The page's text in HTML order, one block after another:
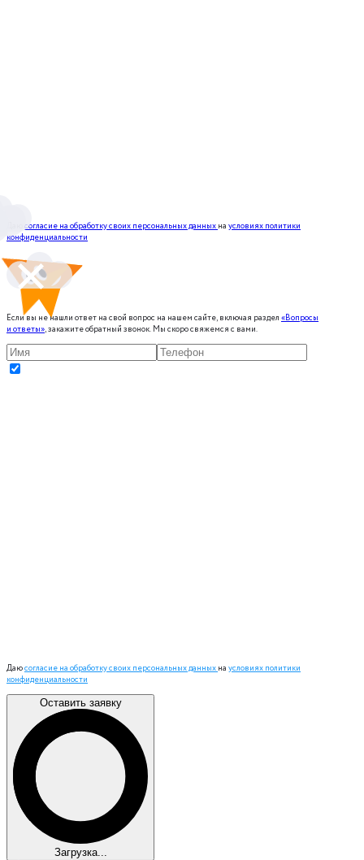
согласие на обработку своих персональных данных на условиях политики
конфиденциальности
Если вы не нашли ответ на свой вопрос на нашем сайте, включая раздел «Вопросы
и ответы», закажите обратный звонок. Мы скоро свяжемся с вами.
Даюсогласие на обработку своих персональных данных на условиях политики
конфиденциальности
Оставить заявку
Загрузка...